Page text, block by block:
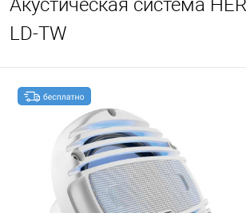
Акустическая система
LD-TW